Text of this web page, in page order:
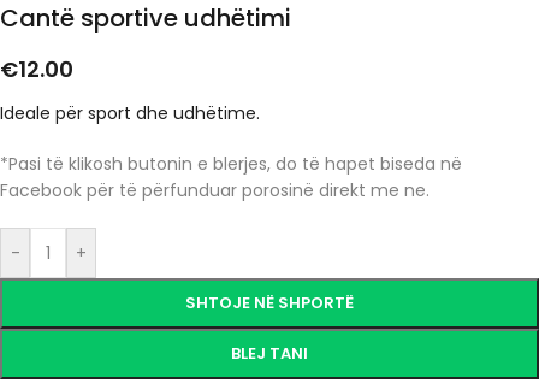
Cantë sportive udhëtimi
€12.00
Ideale për sport dhe udhëtime.
*Pasi të klikosh butonin e blerjes, do të hapet biseda në
Facebook për të përfunduar porosinë direkt me ne.
- +
SHTOJE NË SHPORTË
BLEJ TANI